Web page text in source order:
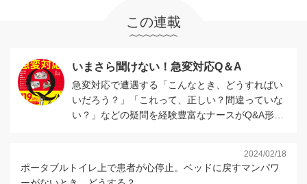
この連載
いまさら聞けない！急変対応Q＆A
急変対応で遭遇する「こんなとき、どうすればい
いだろう？」「これって、正しい？間違っていな
い？」などの疑問を経験豊富なナースがQ&A形式
2024/02/18
ポータブルトイレ上で患者が心停止。ベッドに戻すマンパワ